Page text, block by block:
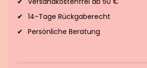
14-Tage Rückgaberecht
Persönliche Beratung